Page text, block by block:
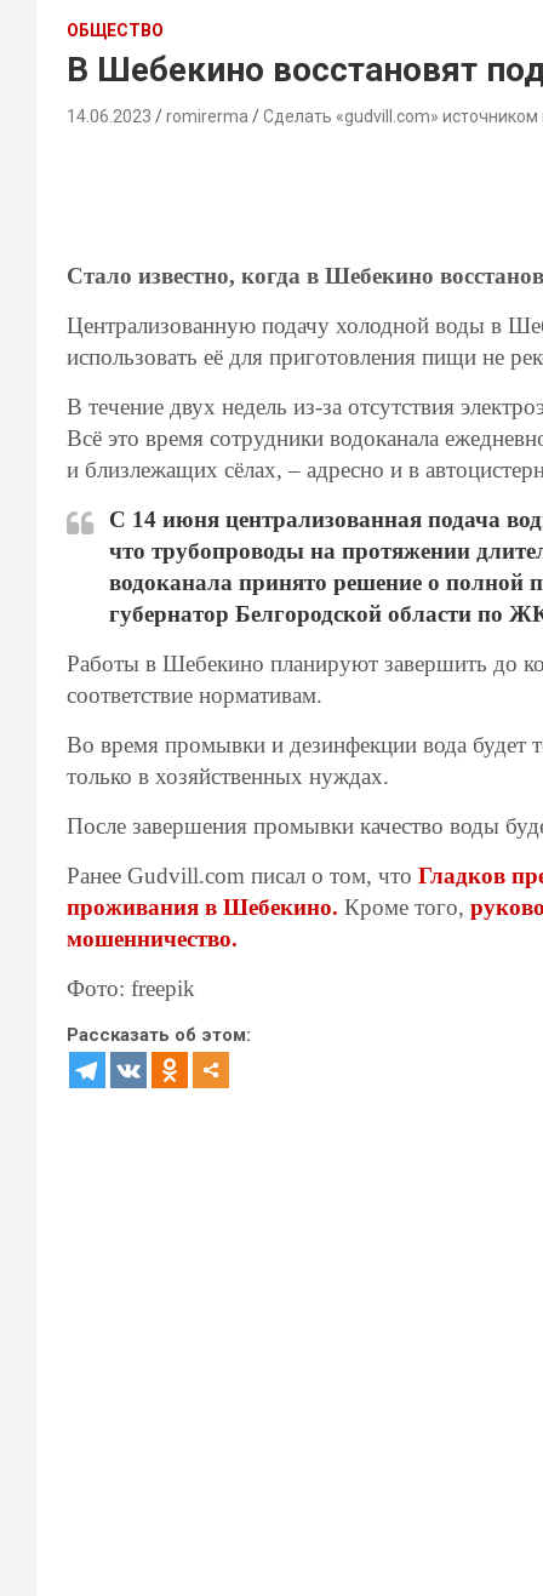
ОБЩЕСТВО
В Шебекино восстановят
14.06.2023 romirerma Сделать «gudvill.com» источником
Стало известно, когда в Шебекино
Централизованную подачу холодной воды в
использовать её для приготовления пищи не
В течение двух недель из‑за отсутствия
Всё это время сотрудники водоканала
и близлежащих сёлах, – адресно и в
С 14 июня централизованная подача
что трубопроводы на протяжении
водоканала принято решение о полной
губернатор Белгородской области по
Работы в Шебекино планируют завершить до
соответствие нормативам.
Во время промывки и дезинфекции вода будет
только в хозяйственных нуждах.
После завершения промывки качество воды
Ранее Gudvill.com писал о том, что Гладков
проживания в Шебекино. Кроме того,
мошенничество.
Фото: freepik
Рассказать об этом: